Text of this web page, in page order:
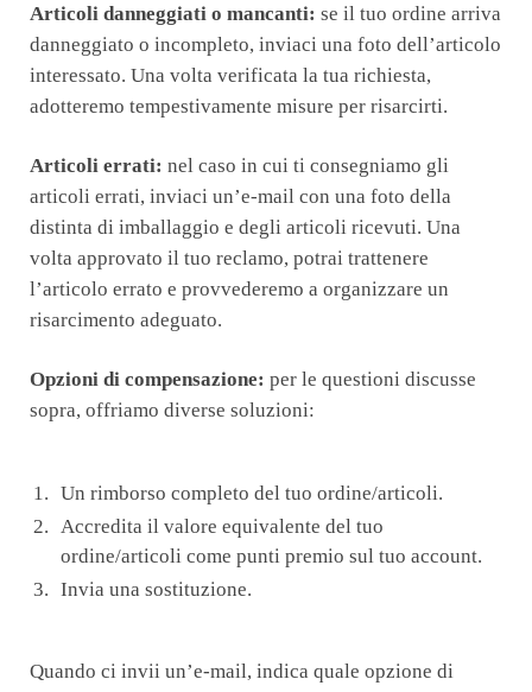
Articoli danneggiati o mancanti: se il tuo ordine arriva
danneggiato o incompleto, inviaci una foto dell’articolo
interessato. Una volta verificata la tua richiesta,
adotteremo tempestivamente misure per risarcirti.
Articoli errati: nel caso in cui ti consegniamo gli
articoli errati, inviaci un’e-mail con una foto della
distinta di imballaggio e degli articoli ricevuti. Una
volta approvato il tuo reclamo, potrai trattenere
l’articolo errato e provvederemo a organizzare un
risarcimento adeguato.
Opzioni di compensazione: per le questioni discusse
sopra, offriamo diverse soluzioni:
Un rimborso completo del tuo ordine/articoli.
Accredita il valore equivalente del tuo
ordine/articoli come punti premio sul tuo account.
Invia una sostituzione.
Quando ci invii un’e-mail, indica quale opzione di